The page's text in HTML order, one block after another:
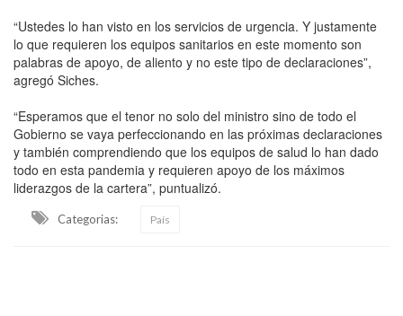
“Ustedes lo han visto en los servicios de urgencia. Y justamente
lo que requieren los equipos sanitarios en este momento son
palabras de apoyo, de aliento y no este tipo de declaraciones”,
agregó Siches.
“Esperamos que el tenor no solo del ministro sino de todo el
Gobierno se vaya perfeccionando en las próximas declaraciones
y también comprendiendo que los equipos de salud lo han dado
todo en esta pandemia y requieren apoyo de los máximos
liderazgos de la cartera”, puntualizó.
Categorias: País